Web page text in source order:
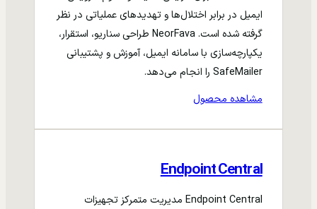
ایمیل در برابر اختلال‌ها و تهدیدهای عملیاتی در نظر
گرفته شده است. NeorFava طراحی سناریو، استقرار،
یکپارچه‌سازی با سامانه ایمیل، آموزش و پشتیبانی
SafeMailer را انجام می‌دهد.
مشاهده محصول
Endpoint Central
Endpoint Central مدیریت متمرکز تجهیزات